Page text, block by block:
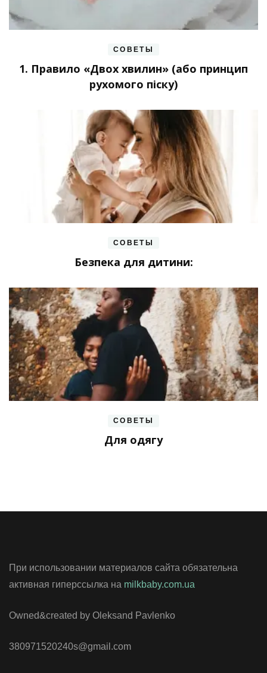
СОВЕТЫ
1. Правило «Двох хвилин» (або принцип
рухомого піску)
СОВЕТЫ
Безпека для дитини:
СОВЕТЫ
Для одягу
При использовании материалов сайта обязательна
активная гиперссылка на milkbaby.com.ua
Owned&created by Oleksand Pavlenko
380971520240s@gmail.com